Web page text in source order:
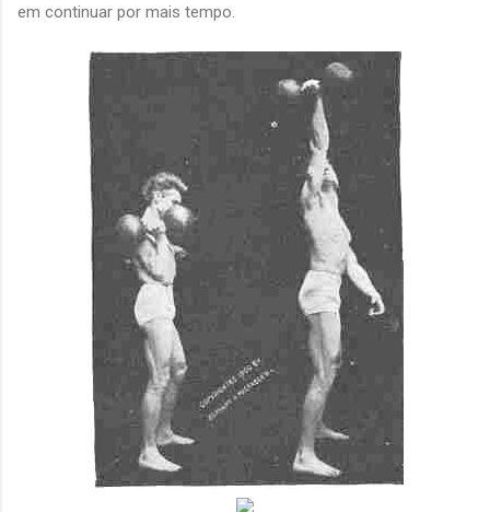
em continuar por mais tempo.